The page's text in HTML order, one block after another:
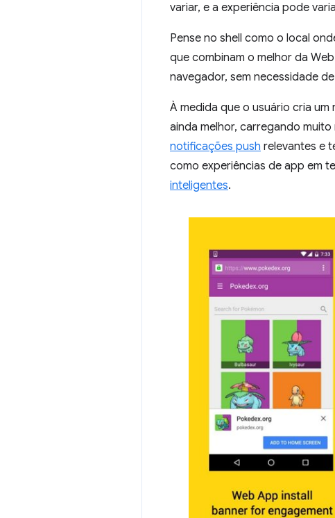
variar, e a experiência pode
Pense no shell como o local
que combinam o melhor da
navegador, sem necessidade
À medida que o usuário cria
ainda melhor, carregando
notificações push relevantes e
como experiências de app em
inteligentes.